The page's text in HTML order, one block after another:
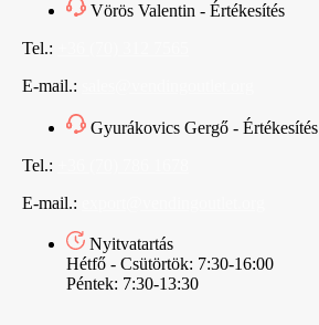
Vörös Valentin - Értékesítés
Tel.:
E-mail.:
Gyurákovics Gergő - Értékesítés
Tel.:
E-mail.:
Nyitvatartás
Hétfő - Csütörtök: 7:30-16:00
Péntek: 7:30-13:30